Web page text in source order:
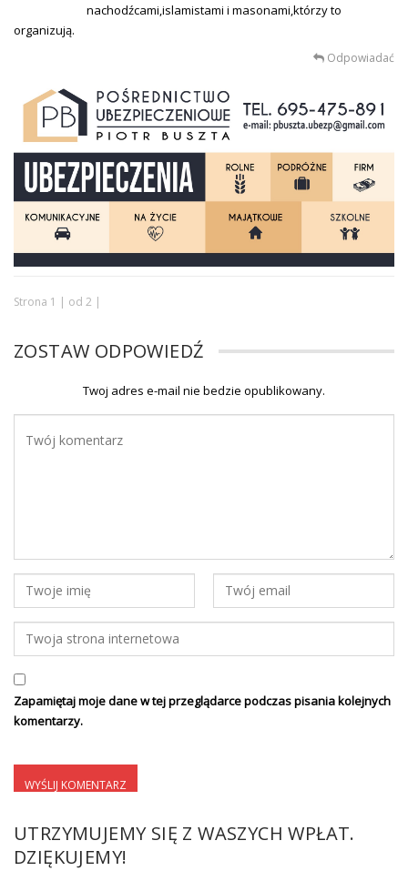
nachodźcami,islamistami i masonami,którzy to
organizują.
Odpowiadać
Strona 1 | od 2 |
ZOSTAW ODPOWIEDŹ
Twoj adres e-mail nie bedzie opublikowany.
Zapamiętaj moje dane w tej przeglądarce podczas pisania kolejnych
komentarzy.
UTRZYMUJEMY SIĘ Z WASZYCH WPŁAT.
DZIĘKUJEMY!